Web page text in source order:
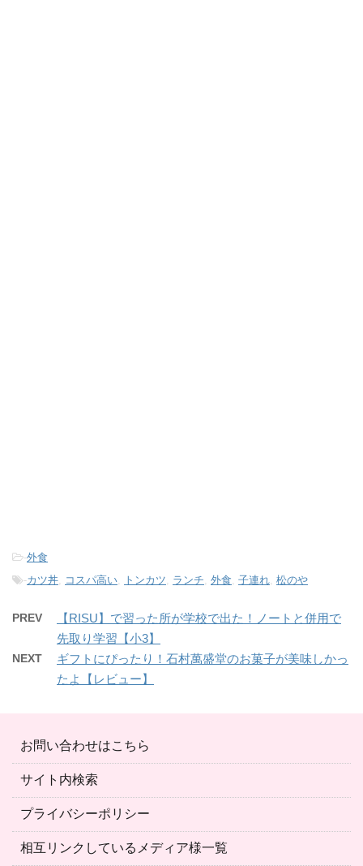
-外食
-カツ丼 コスパ高い トンカツ ランチ 外食 子連れ 松のや
PREV
【RISU】で習った所が学校で出た！ノートと併用で
先取り学習【小3】
NEXT
ギフトにぴったり！石村萬盛堂のお菓子が美味しかっ
たよ【レビュー】
お問い合わせはこちら
サイト内検索
プライバシーポリシー
相互リンクしているメディア様一覧